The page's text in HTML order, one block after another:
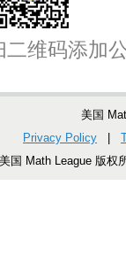
二维码添加
美国
Privacy Policy
国 Math League 版